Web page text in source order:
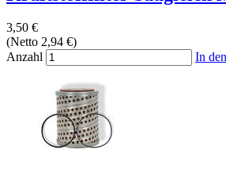
3,50 €
(Netto 2,94 €)
Anzahl
In